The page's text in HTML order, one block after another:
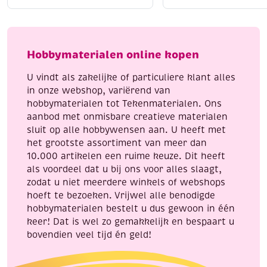
voor behoud van vorm
professionele en luxe uitstraling.
50
zalm
50
lichtgroen
Hobbymaterialen online kopen
U vindt als zakelijke of particuliere klant alles
in onze webshop, variërend van
hobbymaterialen tot Tekenmaterialen. Ons
aanbod met onmisbare creatieve materialen
sluit op alle hobbywensen aan. U heeft met
het grootste assortiment van meer dan
10.000 artikelen een ruime keuze. Dit heeft
als voordeel dat u bij ons voor alles slaagt,
zodat u niet meerdere winkels of webshops
hoeft te bezoeken. Vrijwel alle benodigde
hobbymaterialen bestelt u dus gewoon in één
keer! Dat is wel zo gemakkelijk en bespaart u
bovendien veel tijd én geld!